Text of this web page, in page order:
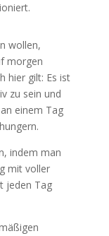
wollen,
morgen
hier gilt: Es ist
zu sein und
einem Tag
indem man
mit voller
jeden Tag